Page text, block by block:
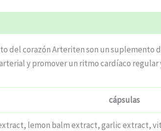
del corazón Arteriten son un suplemento
y promover un ritmo cardíaco regular
cápsulas
lemon balm extract, garlic extract,